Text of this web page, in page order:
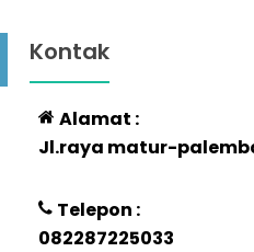
Kontak
Alamat :
Jl.raya matur-
Telepon :
082287225033